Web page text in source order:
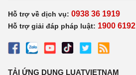
Hỗ trợ về dịch vụ: 0938 36 1919
Hỗ trợ giải đáp pháp luật: 1900 6192
TẢI ỨNG DỤNG LUATVIETNAM